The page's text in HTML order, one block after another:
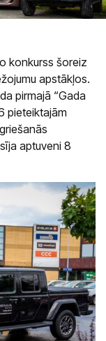
konkurss šoreiz
apstākļos.
pirmajā “Gada
pieteiktajām
aptuveni 8